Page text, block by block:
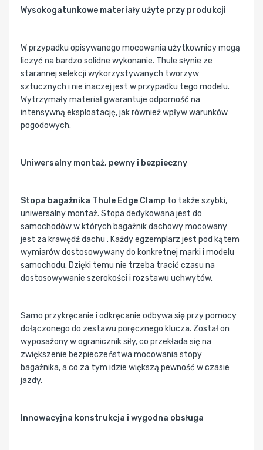
Wysokogatunkowe materiały użyte przy produkcji
W przypadku opisywanego mocowania użytkownicy mogą
liczyć na bardzo solidne wykonanie. Thule słynie ze
starannej selekcji wykorzystywanych tworzyw
sztucznych i nie inaczej jest w przypadku tego modelu.
Wytrzymały materiał gwarantuje odporność na
intensywną eksploatację, jak również wpływ warunków
pogodowych.
Uniwersalny montaż, pewny i bezpieczny
Stopa bagażnika Thule Edge Clamp to także szybki,
uniwersalny montaż. Stopa dedykowana jest do
samochodów w których bagażnik dachowy mocowany
jest za krawędź dachu . Każdy egzemplarz jest pod kątem
wymiarów dostosowywany do konkretnej marki i modelu
samochodu. Dzięki temu nie trzeba tracić czasu na
dostosowywanie szerokości i rozstawu uchwytów.
Samo przykręcanie i odkręcanie odbywa się przy pomocy
dołączonego do zestawu poręcznego klucza. Został on
wyposażony w ogranicznik siły, co przekłada się na
zwiększenie bezpieczeństwa mocowania stopy
bagażnika, a co za tym idzie większą pewność w czasie
jazdy.
Innowacyjna konstrukcja i wygodna obsługa